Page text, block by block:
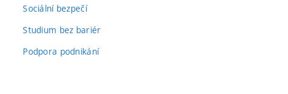
Sociální bezpečí
Studium bez bariér
Podpora podnikání